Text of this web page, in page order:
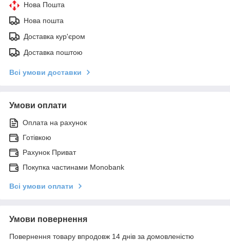
Нова Пошта
Нова пошта
Доставка кур'єром
Доставка поштою
Всі умови доставки
Умови оплати
Оплата на рахунок
Готівкою
Рахунок Приват
Покупка частинами Monobank
Всі умови оплати
Умови повернення
Повернення товару впродовж 14 днів за домовленістю